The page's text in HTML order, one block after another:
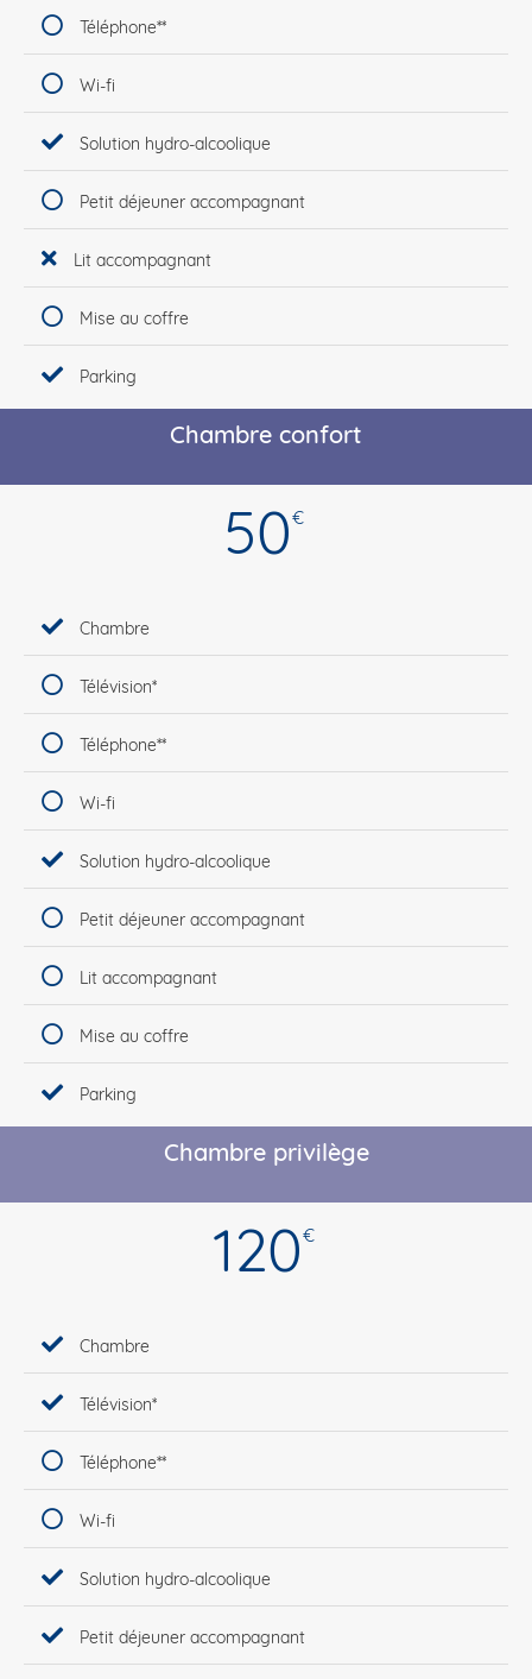
Téléphone**
Wi-fi
Solution hydro-alcoolique
Petit déjeuner accompagnant
Lit accompagnant
Mise au coffre
Parking
Chambre confort
50€
Chambre
Télévision*
Téléphone**
Wi-fi
Solution hydro-alcoolique
Petit déjeuner accompagnant
Lit accompagnant
Mise au coffre
Parking
Chambre privilège
120€
Chambre
Télévision*
Téléphone**
Wi-fi
Solution hydro-alcoolique
Petit déjeuner accompagnant